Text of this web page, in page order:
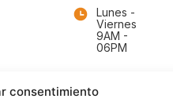
consentimiento
Lunes -
Viernes
9AM -
06PM